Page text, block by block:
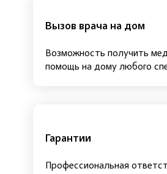
Вызов врача на дом
Возможность получить
помощь на дому любого
Гарантии
Профессиональная